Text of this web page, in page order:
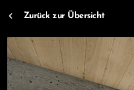
Zurück zur Übersicht